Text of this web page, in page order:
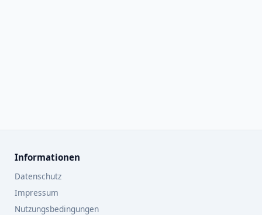
Informationen
Datenschutz
Impressum
Nutzungsbedingungen